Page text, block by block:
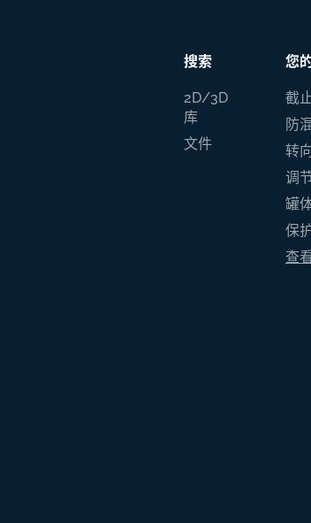
搜索
2D/3D
库
文件
您
截
防
转
调
罐
保
查
les réglementations. Personnalisez vos